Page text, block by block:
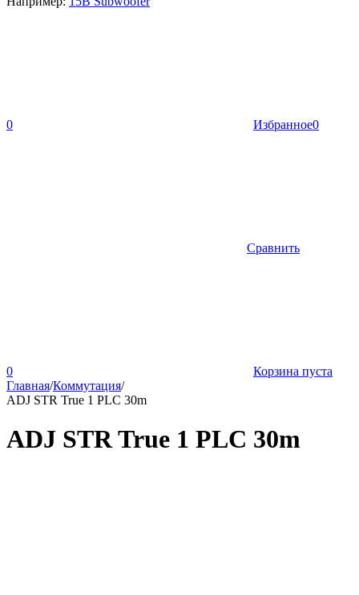
0 Избранное0
Сравнить
0
Корзина пуста
Главная/Коммутация/
ADJ STR True 1 PLC 30m
ADJ STR True 1 PLC 30m